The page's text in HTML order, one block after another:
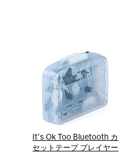
It's Ok Too Bluetooth カ
セットテープ プレイヤー